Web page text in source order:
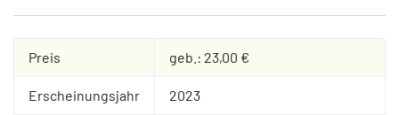
Preis geb.: 23,00 €
Erscheinungsjahr 2023